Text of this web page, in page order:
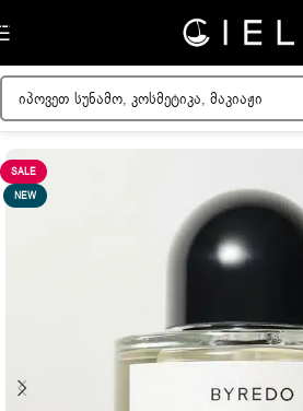
Skip to navigation
მთავარი/ქალის სუნამოები
SALE
NEW